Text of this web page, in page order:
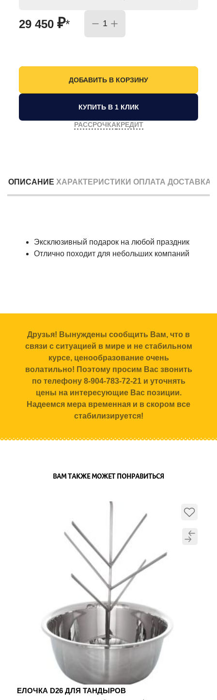
29 450 ₽*
КУПИТЬ В 1 КЛИК
РАССРОЧКАКРЕДИТ
ОПИСАНИЕ ХАРАКТЕРИСТИКИ ОПЛАТА ДОСТАВКА
Эксклюзивный подарок на любой праздник
Отлично походит для небольших компаний
Друзья! Вынуждены сообщить Вам, что в
связи с ситуацией в мире и не стабильном
курсе, ценообразование очень
волатильно! Поэтому просим Вас звонить
по телефону 8-904-783-72-21 и уточнять
цены на интересующие Вас позиции.
Надеемся мера временная и в скором все
стабилизируется!
ВАМ ТАКЖЕ МОЖЕТ ПОНРАВИТЬСЯ
ЕЛОЧКА D26 ДЛЯ ТАНДЫРОВ